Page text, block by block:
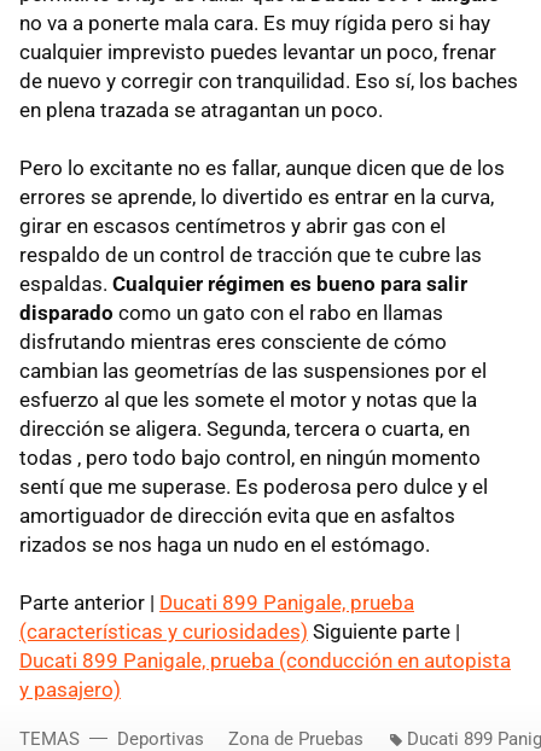
no va a ponerte mala cara. Es muy rígida pero si hay
cualquier imprevisto puedes levantar un poco, frenar
de nuevo y corregir con tranquilidad. Eso sí, los baches
en plena trazada se atragantan un poco.
Pero lo excitante no es fallar, aunque dicen que de los
errores se aprende, lo divertido es entrar en la curva,
girar en escasos centímetros y abrir gas con el
respaldo de un control de tracción que te cubre las
espaldas. Cualquier régimen es bueno para salir
disparado como un gato con el rabo en llamas
disfrutando mientras eres consciente de cómo
cambian las geometrías de las suspensiones por el
esfuerzo al que les somete el motor y notas que la
dirección se aligera. Segunda, tercera o cuarta, en
todas , pero todo bajo control, en ningún momento
sentí que me superase. Es poderosa pero dulce y el
amortiguador de dirección evita que en asfaltos
rizados se nos haga un nudo en el estómago.
Parte anterior | Ducati 899 Panigale, prueba
(características y curiosidades) Siguiente parte |
Ducati 899 Panigale, prueba (conducción en autopista
y pasajero)
TEMAS Deportivas Zona de Pruebas Ducati 899